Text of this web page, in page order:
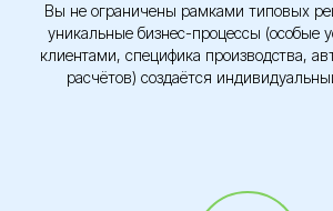
Вы не ограничены рамками типовых
уникальные бизнес-процессы (особые
клиентами, специфика производства,
расчётов) создаётся